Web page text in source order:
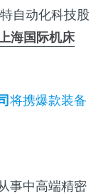
自动化科技股
上海国际机床
将携爆款装备
事中高端精密